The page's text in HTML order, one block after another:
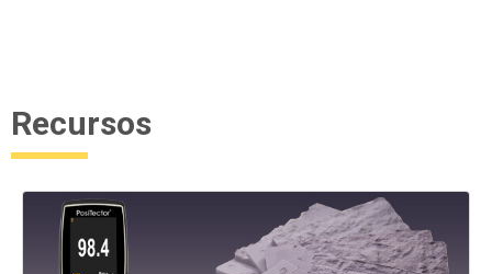
Recursos